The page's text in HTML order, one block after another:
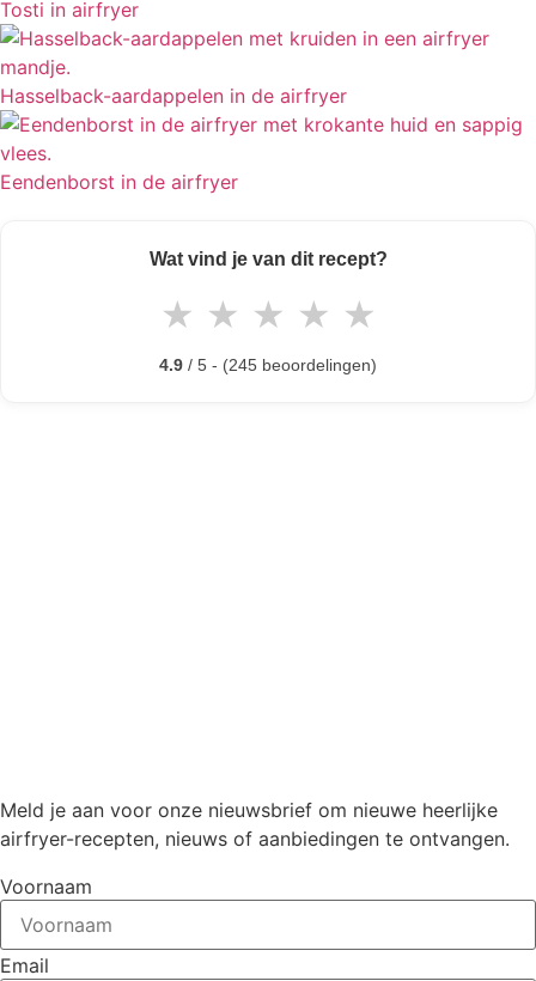
Tosti in airfryer
Hasselback-aardappelen in de airfryer
Eendenborst in de airfryer
Wat vind je van dit recept?
★ ★ ★ ★ ★
4.9 / 5 - (245 beoordelingen)
Meld je aan voor onze nieuwsbrief om nieuwe heerlijke
airfryer-recepten, nieuws of aanbiedingen te ontvangen.
Voornaam
Email